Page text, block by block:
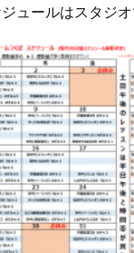
ュールはスタジ